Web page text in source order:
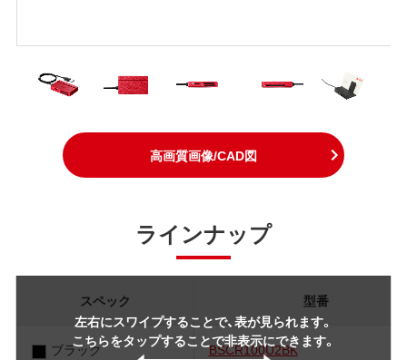
高画質画像/CAD図
ラインナップ
左右にスワイプすることで、表が見られます。
こちらをタップすることで非表示にできます。
スペック 型番
ブラック BSCR100U2BK